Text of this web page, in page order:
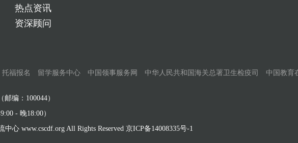
热点资讯
资深顾问
托福报名 留学服务中心 中国领事服务网 中华人民共和国海关总署卫生检疫司 中国教育
编：100044）
- 晚18:00）
中心 www.cscdf.org All Rights Reserved 京ICP备14008335号-1